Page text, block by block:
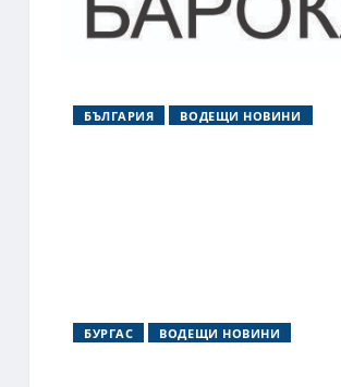
БЪЛГАРИЯ ВОДЕЩИ НОВИНИ
БУРГАС ВОДЕЩИ НОВИНИ